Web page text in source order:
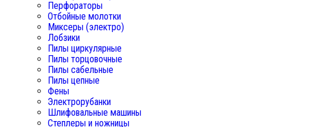
Перфораторы
Отбойные молотки
Миксеры (электро)
Лобзики
Пилы циркулярные
Пилы торцовочные
Пилы сабельные
Пилы цепные
Фены
Электрорубанки
Шлифовальные машины
Степлеры и ножницы